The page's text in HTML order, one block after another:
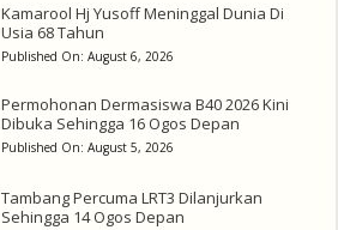
Kamarool Hj Yusoff Meninggal Dunia Di
Usia 68 Tahun
Published On: August 6, 2026
Permohonan Dermasiswa B40 2026 Kini
Dibuka Sehingga 16 Ogos Depan
Published On: August 5, 2026
Tambang Percuma LRT3 Dilanjurkan
Sehingga 14 Ogos Depan